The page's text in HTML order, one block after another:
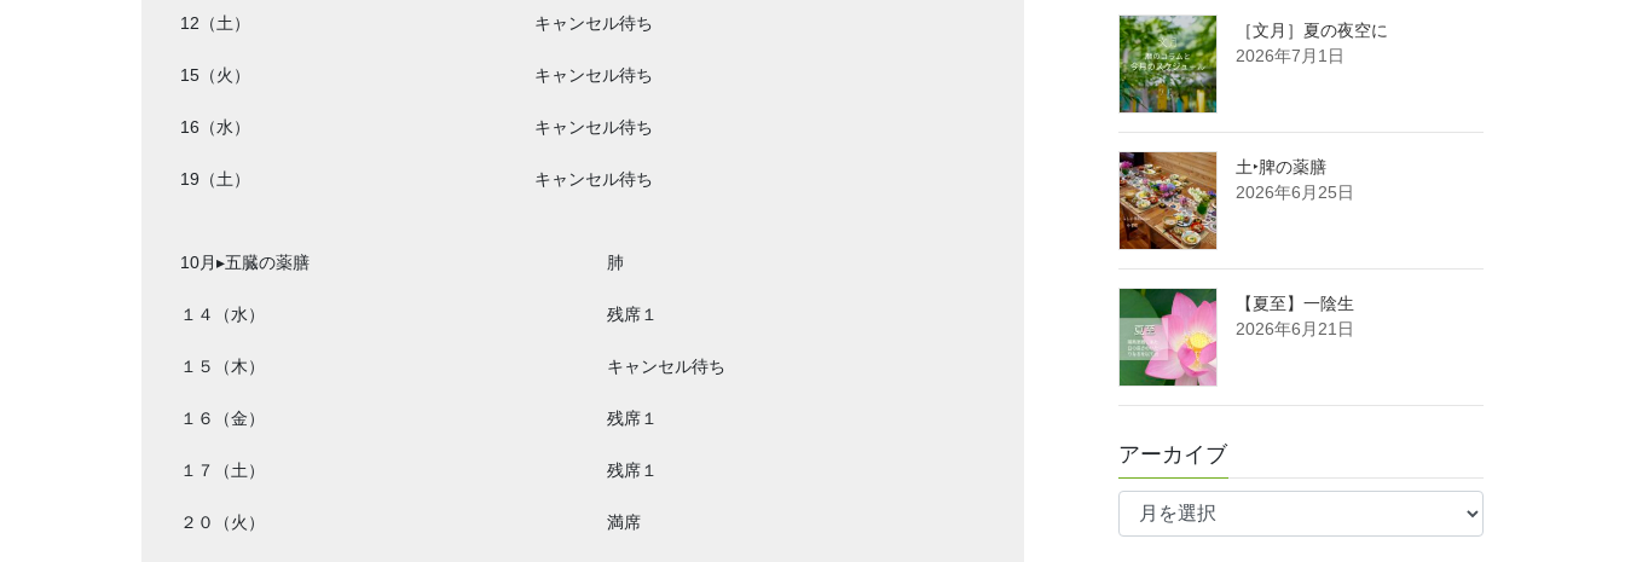
12（土） キャンセル待ち
15（火） キャンセル待ち
16（水） キャンセル待ち
19（土） キャンセル待ち
10月▸五臓の薬膳 肺
１４（水） 残席１
１５（木） キャンセル待ち
１６（金） 残席１
１７（土） 残席１
２０（火） 満席
［文月］夏の夜空に
2026年7月1日
土‣脾の薬膳
2026年6月25日
【夏至】一陰生
2026年6月21日
アーカイブ
ア